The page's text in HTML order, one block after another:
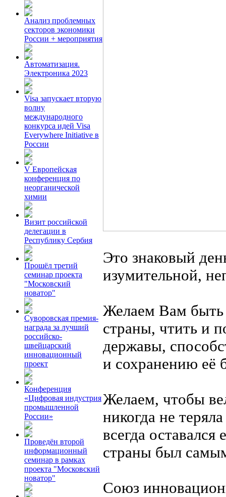
Анализ проблемных
секторов экономики
России + мероприятия
Автоматизация.
Электроника 2023
Visa запускает вторую
волну
международного
конкурса идей Visa
Everywhere Initiative в
России
V Европейская
конференция по
неорганической
химии
Визит российской
делегации в
Республику Сербия
Прошёл третий
семинар проекта
"Московский
новатор"
Суворовская премия-
награда за лучший
российско-
швейцарский
инновационный
проект
Конференция
«Цифровая индустрия
промышленной
России»
Проведён второй
информационный
семинар в рамках
проекта "Московский
новатор"
Это знаковый
изумительной,
Желаем Вам быть
страны, чтить и
державы,
и сохранению её
Желаем, чтобы
никогда не
всегда
страны был
Союз